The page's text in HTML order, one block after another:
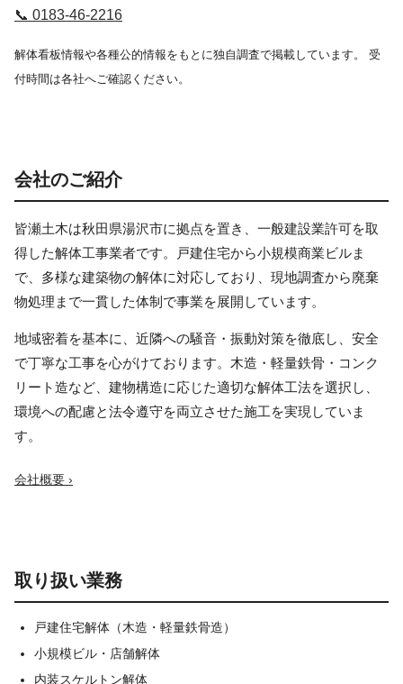
📞 0183-46-2216
解体看板情報や各種公的情報をもとに独自調査で掲載しています。 受
付時間は各社へご確認ください。
会社のご紹介
皆瀬土木は秋田県湯沢市に拠点を置き、一般建設業許可を取
得した解体工事業者です。戸建住宅から小規模商業ビルま
で、多様な建築物の解体に対応しており、現地調査から廃棄
物処理まで一貫した体制で事業を展開しています。
地域密着を基本に、近隣への騒音・振動対策を徹底し、安全
で丁寧な工事を心がけております。木造・軽量鉄骨・コンク
リート造など、建物構造に応じた適切な解体工法を選択し、
環境への配慮と法令遵守を両立させた施工を実現していま
す。
会社概要 ›
取り扱い業務
戸建住宅解体（木造・軽量鉄骨造）
小規模ビル・店舗解体
内装スケルトン解体